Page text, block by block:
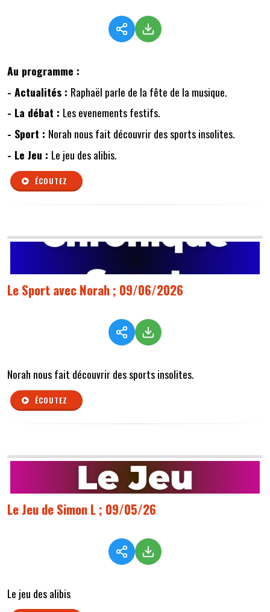
Au programme :
- Actualités : Raphaël parle de la fête de la musique.
- La débat : Les evenements festifs.
- Sport : Norah nous fait découvrir des sports insolites.
- Le Jeu : Le jeu des alibis.
ÉCOUTEZ
Le Sport avec Norah ; 09/06/2026
Norah nous fait découvrir des sports insolites.
ÉCOUTEZ
Le Jeu de Simon L ; 09/05/26
Le jeu des alibis